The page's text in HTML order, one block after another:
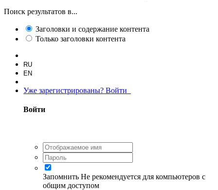
Поиск результатов в...
Заголовки и содержание контента
Только заголовки контента
RU
EN
Уже зарегистрированы? Войти
Войти
Запомнить Не рекомендуется для компьютеров с
общим доступом